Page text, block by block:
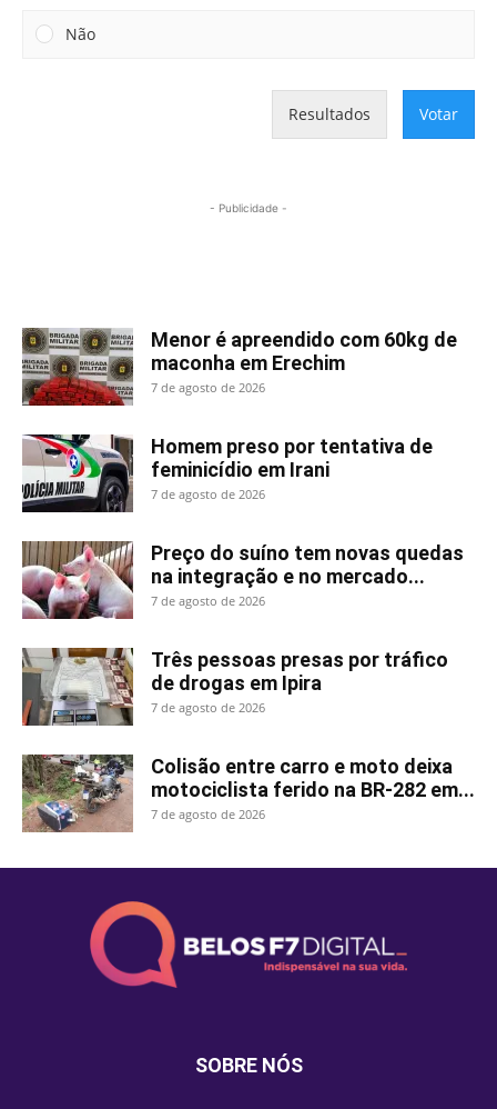
Não
Resultados Votar
- Publicidade -
Menor é apreendido com 60kg de
maconha em Erechim
7 de agosto de 2026
Homem preso por tentativa de
feminicídio em Irani
7 de agosto de 2026
Preço do suíno tem novas quedas
na integração e no mercado...
7 de agosto de 2026
Três pessoas presas por tráfico
de drogas em Ipira
7 de agosto de 2026
Colisão entre carro e moto deixa
motociclista ferido na BR-282 em...
7 de agosto de 2026
SOBRE NÓS